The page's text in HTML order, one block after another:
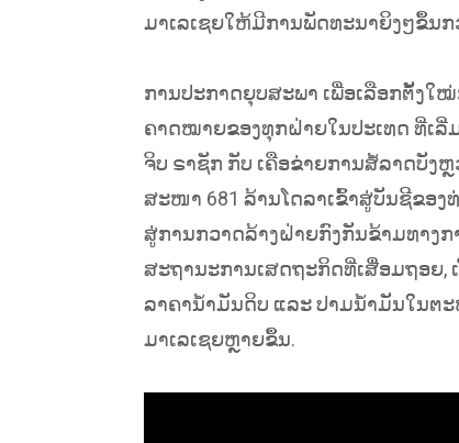
ມາເລເຊຍໃຫ້ມີການພັດທະນາຍິງໆຂຶ້ນກ
ການປະກາດຍຸບສະພາ ເພື່ອເລືອກຕັ້ງໃ
ຄາດໝາຍຂອງທຸກຝ່າຍໃນປະເທດ ທີ່ເ
ຈິບ ຣາຊັກ ກັບ ເຄືອຂ່າຍການສໍ້ລາດບັງ
ສະໜາ 681 ລ້ານໂດລາເຂົ້າສູ່ບັນຊີຂອງ
ສູ່ການກວາດລ້າງຝ່າຍກົງກັນຂ້າມທາງ
ສະຖານະການເສດຖະກິດທີ່ເສື່ອມຖອຍ,
ລາຄານ້ຳມັນດິບ ແລະ ປາມນ້ຳມັນໃນຕ
ມາເລເຊຍຫຼາຍຂຶ້ນ.